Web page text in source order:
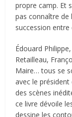
propre camp. Et
pas connaître de
succession entre
Édouard
Retailleau,
Maire… tous se
avec le
des scènes
ce livre dévoile
dessine les